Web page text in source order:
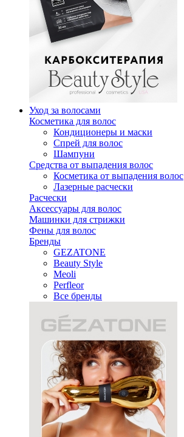
Уход за волосами
Косметика для волос
Кондиционеры и маски
Спрей для волос
Шампуни
Средства от выпадения волос
Косметика от выпадения волос
Лазерные расчески
Расчески
Аксессуары для волос
Машинки для стрижки
Фены для волос
Бренды
GEZATONE
Beauty Style
Meoli
Perfleor
Все бренды